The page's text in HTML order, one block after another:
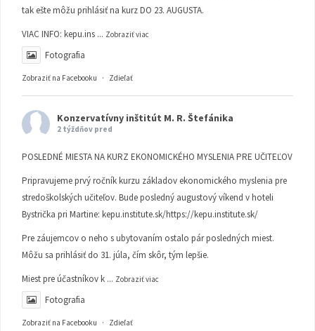
tak ešte môžu prihlásiť na kurz DO 23. AUGUSTA.
VIAC INFO: kepu.ins ... Zobraziť viac
Fotografia
Zobraziť na Facebooku · Zdieľať
Konzervatívny inštitút M. R. Štefánika
2 týždňov pred
POSLEDNÉ MIESTA NA KURZ EKONOMICKÉHO MYSLENIA PRE UČITEĽOV
Pripravujeme prvý ročník kurzu základov ekonomického myslenia pre
stredoškolských učiteľov. Bude posledný augustový víkend v hoteli
Bystrička pri Martine: kepu.institute.sk/https://kepu.institute.sk/
Pre záujemcov o neho s ubytovaním ostalo pár posledných miest.
Môžu sa prihlásiť do 31. júla, čím skôr, tým lepšie.
Miest pre účastníkov k ... Zobraziť viac
Fotografia
Zobraziť na Facebooku · Zdieľať